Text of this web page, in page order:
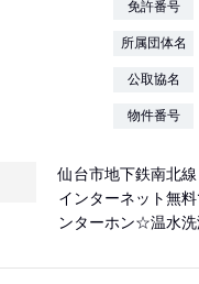
免許番号
所属団体名
公取協名
物件番号
仙台市地下鉄南北
インターネット無
ンターホン☆温水